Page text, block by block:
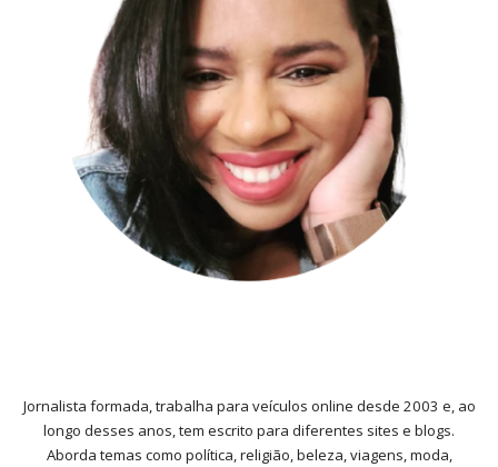
Jornalista formada, trabalha para veículos online desde 2003 e, ao
longo desses anos, tem escrito para diferentes sites e blogs.
Aborda temas como política, religião, beleza, viagens, moda,